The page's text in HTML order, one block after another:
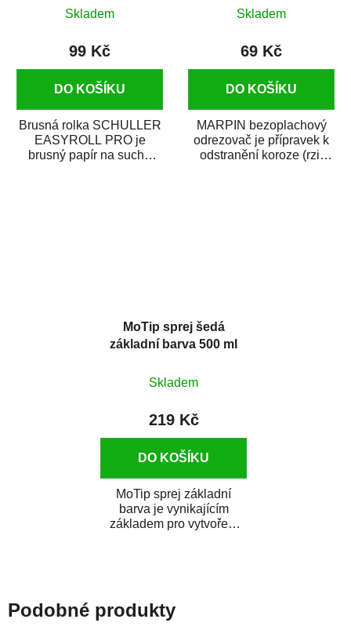
Skladem
99 Kč
DO KOŠÍKU
Brusná rolka SCHULLER
EASYROLL PRO je
brusný papír na suché
Skladem
69 Kč
DO KOŠÍKU
MARPIN bezoplachový
odrezovač je přípravek k
odstranění koroze (rzi)
MoTip sprej šedá
základní barva 500 ml
Skladem
219 Kč
DO KOŠÍKU
MoTip sprej základní
barva je vynikajícím
základem pro vytvoření
Podobné produkty